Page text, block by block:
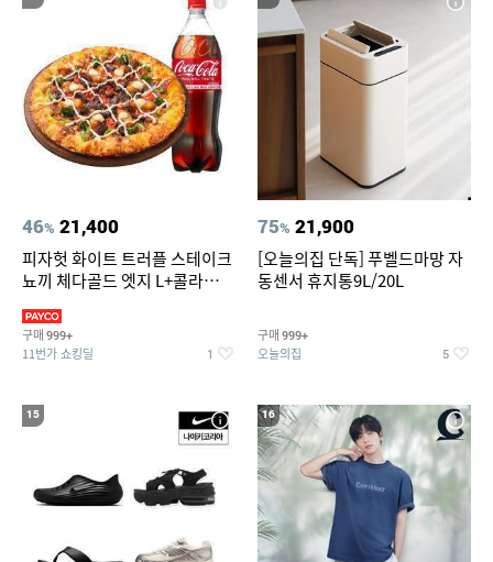
46% 21,400
피자헛 화이트 트러플 스테이크
뇨끼 체다골드 엣지 L+콜라
구매 999+
11번가 쇼킹딜 1
75% 21,900
[오늘의집 단독] 푸벨드마망 자
동센서 휴지통9L/20L
구매 999+
오늘의집 5
15 16